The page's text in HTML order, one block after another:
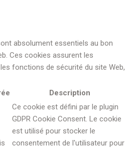
absolument essentiels au bon
Ces cookies assurent les
fonctions de sécurité du site Web,
Description
Ce cookie est défini par le plugin
GDPR Cookie Consent. Le cookie
est utilisé pour stocker le
consentement de l'utilisateur pour